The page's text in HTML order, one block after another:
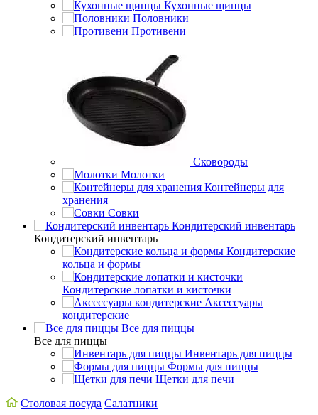
Кухонные щипцы
Половники
Противени
Сковороды
Молотки
Контейнеры для
хранения
Совки
Кондитерский инвентарь
Кондитерский инвентарь
Кондитерские
кольца и формы
Кондитерские лопатки и кисточки
Аксессуары
кондитерские
Все для пиццы
Все для пиццы
Инвентарь для пиццы
Формы для пиццы
Щетки для печи
Столовая посуда Салатники